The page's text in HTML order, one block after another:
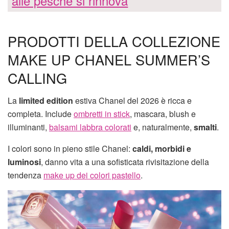
PRODOTTI DELLA COLLEZIONE
MAKE UP CHANEL SUMMER’S
CALLING
La limited edition estiva Chanel del 2026 è ricca e
completa. Includeombretti in stick, mascara, blush e
illuminanti, balsami labbra colorati e, naturalmente, smalti.
I colori sono in pieno stile Chanel: caldi, morbidi e
luminosi, danno vita a una sofisticata rivisitazione della
tendenza make up dei colori pastello.